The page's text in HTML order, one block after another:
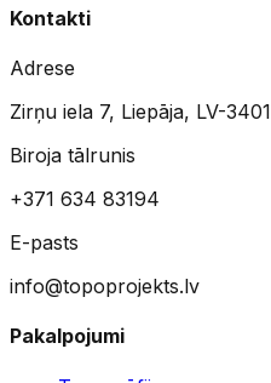
Kontakti
Adrese
Zirņu iela 7, Liepāja, LV-3401
Biroja tālrunis
+371 634 83194
E-pasts
info@topoprojekts.lv
Pakalpojumi